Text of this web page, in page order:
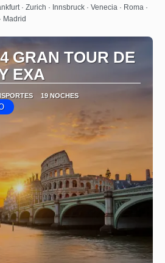
Ver
· Zurich · Innsbruck · Venecia · Roma ·
Madrid
GRAN TOUR DE
EXA
19 NOCHES